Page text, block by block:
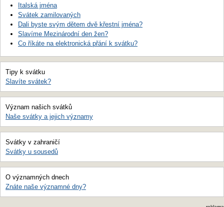
Italská jména
Svátek zamilovaných
Dali byste svým dětem dvě křestní jména?
Slavíme Mezinárodní den žen?
Co říkáte na elektronická přání k svátku?
Tipy k svátku
Slavíte svátek?
Význam našich svátků
Naše svátky a jejich významy
Svátky v zahraničí
Svátky u sousedů
O významných dnech
Znáte naše významné dny?